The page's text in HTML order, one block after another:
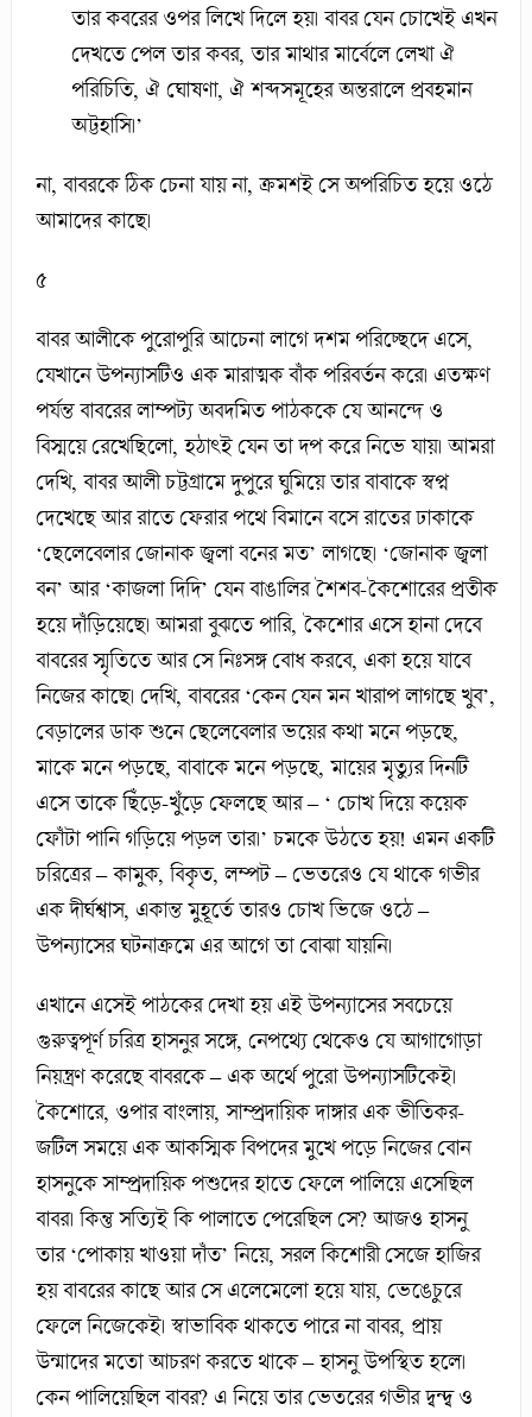
তার কবরের ওপর লিখে দিলে হয়। বাবর যেন চোখেই এখন
দেখতে পেল তার কবর, তার মাথার মার্বেলে লেখা ঐ
পরিচিতি, ঐ ঘোষণা, ঐ শব্দসমূহের অন্তরালে প্রবহমান
অট্টহাসি।’
না, বাবরকে ঠিক চেনা যায় না, ক্রমশই সে অপরিচিত হয়ে ওঠে
আমাদের কাছে।
৫
বাবর আলীকে পুরোপুরি আচেনা লাগে দশম পরিচ্ছেদে এসে,
যেখানে উপন্যাসটিও এক মারাত্মক বাঁক পরিবর্তন করে। এতক্ষণ
পর্যন্ত বাবরের লাম্পট্য অবদমিত পাঠককে যে আনন্দে ও
বিস্ময়ে রেখেছিলো, হঠাৎই যেন তা দপ করে নিভে যায়। আমরা
দেখি, বাবর আলী চট্টগ্রামে দুপুরে ঘুমিয়ে তার বাবাকে স্বপ্ন
দেখেছে আর রাতে ফেরার পথে বিমানে বসে রাতের ঢাকাকে
‘ছেলেবেলার জোনাক জ্বলা বনের মত’ লাগছে। ‘জোনাক জ্বলা
বন’ আর ‘কাজলা দিদি’ যেন বাঙালির শৈশব-কৈশোরের প্রতীক
হয়ে দাঁড়িয়েছে। আমরা বুঝতে পারি, কৈশোর এসে হানা দেবে
বাবরের স্মৃতিতে আর সে নিঃসঙ্গ বোধ করবে, একা হয়ে যাবে
নিজের কাছে। দেখি, বাবরের ‘কেন যেন মন খারাপ লাগছে খুব’,
বেড়ালের ডাক শুনে ছেলেবেলার ভয়ের কথা মনে পড়ছে,
মাকে মনে পড়ছে, বাবাকে মনে পড়ছে, মায়ের মৃত্যুর দিনটি
এসে তাকে ছিঁড়ে-খুঁড়ে ফেলছে আর – ‘ চোখ দিয়ে কয়েক
ফোঁটা পানি গড়িয়ে পড়ল তার।’ চমকে উঠতে হয়! এমন একটি
চরিত্রের – কামুক, বিকৃত, লম্পট – ভেতরেও যে থাকে গভীর
এক দীর্ঘশ্বাস, একান্ত মুহূর্তে তারও চোখ ভিজে ওঠে –
উপন্যাসের ঘটনাক্রমে এর আগে তা বোঝা যায়নি।
এখানে এসেই পাঠকের দেখা হয় এই উপন্যাসের সবচেয়ে
গুরুত্বপূর্ণ চরিত্র হাসনুর সঙ্গে, নেপথ্যে থেকেও যে আগাগোড়া
নিয়ন্ত্রণ করেছে বাবরকে – এক অর্থে পুরো উপন্যাসটিকেই।
কৈশোরে, ওপার বাংলায়, সাম্প্রদায়িক দাঙ্গার এক ভীতিকর-
জটিল সময়ে এক আকস্মিক বিপদের মুখে পড়ে নিজের বোন
হাসনুকে সাম্প্রদায়িক পশুদের হাতে ফেলে পালিয়ে এসেছিল
বাবর। কিন্তু সত্যিই কি পালাতে পেরেছিল সে? আজও হাসনু
তার ‘পোকায় খাওয়া দাঁত’ নিয়ে, সরল কিশোরী সেজে হাজির
হয় বাবরের কাছে আর সে এলেমেলো হয়ে যায়, ভেঙেচুরে
ফেলে নিজেকেই। স্বাভাবিক থাকতে পারে না বাবর, প্রায়
উন্মাদের মতো আচরণ করতে থাকে – হাসনু উপস্থিত হলে।
কেন পালিয়েছিল বাবর? এ নিয়ে তার ভেতরের গভীর দ্বন্দ্ব ও